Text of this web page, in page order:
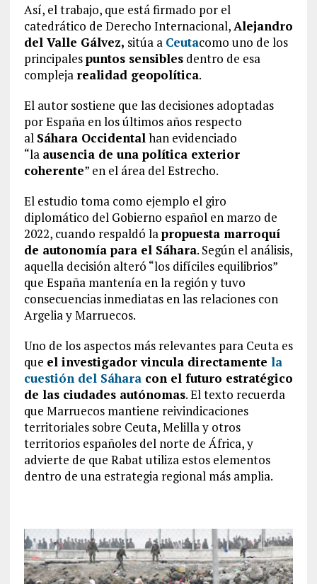
Así, el trabajo, que está firmado por el
catedrático de Derecho Internacional,Alejandro
del Valle Gálvez, sitúa a Ceutacomo uno de los
principalespuntos sensiblesdentro de esa
compleja realidad geopolítica.
El autor sostiene que las decisiones adoptadas
por España en los últimos años respecto
al Sáhara Occidentalhan evidenciado
“la ausencia de una política exterior
coherente” en el área del Estrecho.
El estudio toma como ejemplo el giro
diplomático del Gobierno español en marzo de
2022, cuando respaldó lapropuesta marroquí
de autonomía para el Sáhara. Según el análisis,
aquella decisión alteró “los difíciles equilibrios”
que España mantenía en la región y tuvo
consecuencias inmediatas en las relaciones con
Argelia y Marruecos.
Uno de los aspectos más relevantes para Ceuta es
que el investigador vincula directamente la
cuestión del Sáharacon el futuro estratégico
de las ciudades autónomas. El texto recuerda
que Marruecos mantiene reivindicaciones
territoriales sobre Ceuta, Melilla y otros
territorios españoles del norte de África, y
advierte de que Rabat utiliza estos elementos
dentro de una estrategia regional más amplia.